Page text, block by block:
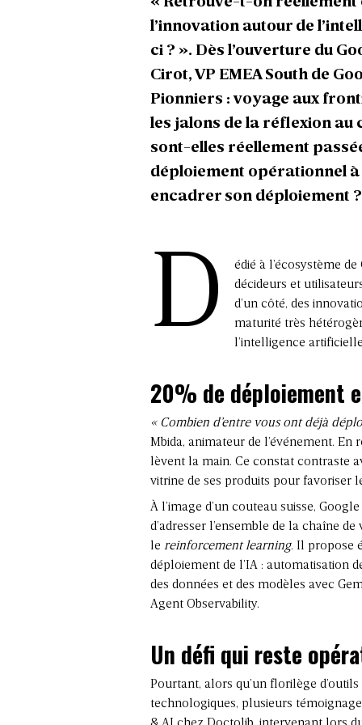
l’innovation autour de
ci ? ». Dès l’ouverture du
Cirot, VP EMEA South de
Pionniers : voyage aux
les jalons de la réflexion
sont-elles réellement
déploiement opérationnel
encadrer son déploiement ?
D
édié à l’écosystème
décideurs et
d’un côté, des
maturité très
l’intelligence
20% de déploiement
« Combien d’entre vous ont déjà
Mbida, animateur de l’événement.
lèvent la main. Ce constat contraste
vitrine de ses produits pour favoriser
À l’image d’un couteau suisse,
d’adresser l’ensemble de la chaîne
le reinforcement learning. Il propose
déploiement de l’IA : automatisation
des données et des modèles avec
Agent Observability.
Un défi qui reste
Pourtant, alors qu’un florilège
technologiques, plusieurs